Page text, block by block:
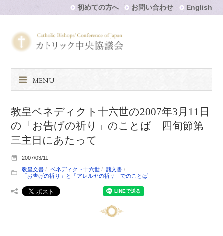
初めての方へ お問い合わせ English
MENU
教皇ベネディクト十六世の2007年3月11日
の「お告げの祈り」のことば 四旬節第
三主日にあたって
2007/03/11
教皇文書
ベネディクト十六世
諸文書
「お告げの祈り」と「アレルヤの祈り」でのことば